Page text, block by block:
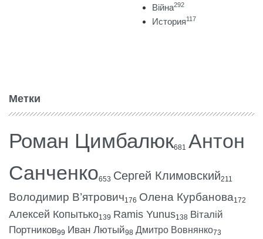
Війна292
История117
Метки
Роман Цимбалюк681 Антон
Санченко653 Сергей Климовский211
Володимир В’ятрович176 Олена Курбанова172
Алексей Копытько139 Ramis Yunus138 Віталій
Портников99 Иван Лютый98 Дмитро Вовнянко73